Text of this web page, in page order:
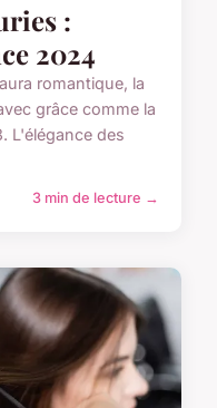
:
2024
romantique, la
grâce comme la
L'élégance des
3 min de lecture →